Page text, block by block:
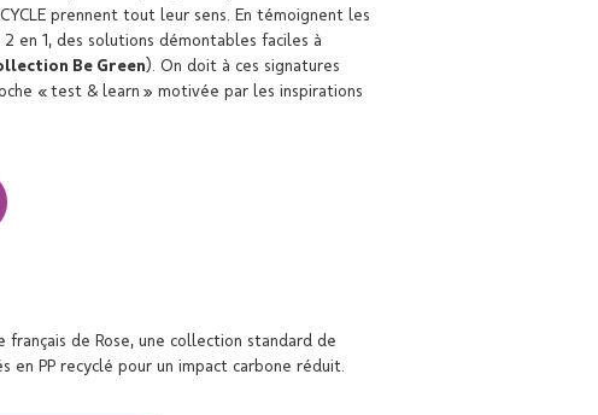
prennent tout leur sens. En témoignent les
en 1, des solutions démontables faciles à
Be Green). On doit à ces signatures
« test & learn » motivée par les inspirations
de Rose, une collection standard de
PP recyclé pour un impact carbone réduit.